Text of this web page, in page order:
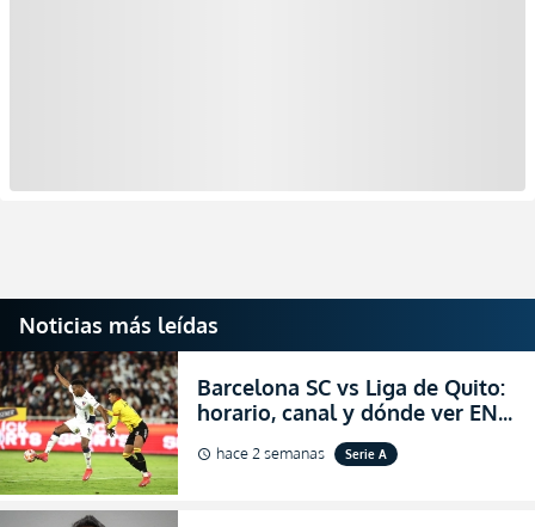
Noticias más leídas
Barcelona SC vs Liga de Quito:
horario, canal y dónde ver EN
VIVO la Fecha 22 de la LigaPro
2026
schedule hace 2 semanas Serie A